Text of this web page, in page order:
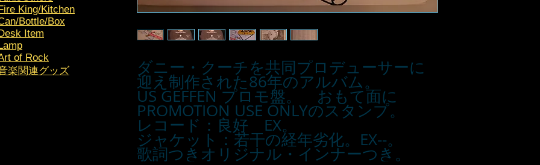
ダニー・クーチを共同プロデューサーに
迎え制作された86年のアルバム。
US GEFFEN プロモ盤。 おもて面に
PROMOTION USE ONLYのスタンプ。
レコード：良好 EX。
ジャケット：若干の経年劣化。EX--。
歌詞つきオリジナル・インナーつき。
King/Kitchen
Bottle/Box
Item
of Rock
楽関連グッズ